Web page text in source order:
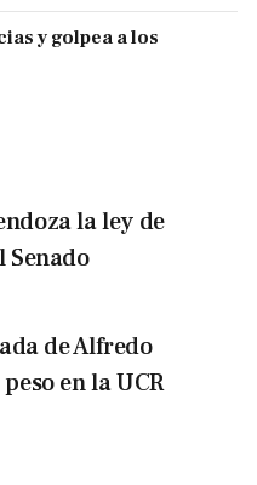
y golpea a los
la ley de
de Alfredo
en la UCR